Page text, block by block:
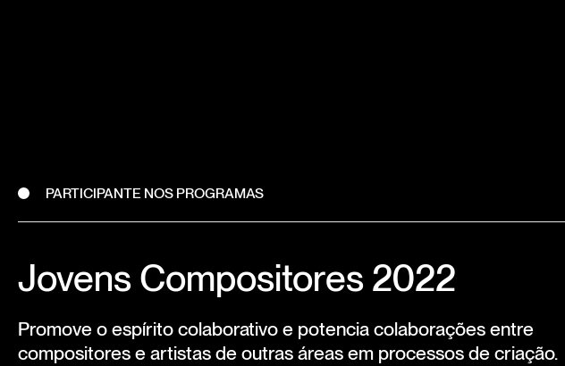
PARTICIPANTE NOS PROGRAMAS
Jovens Compositores 2022
Promove o espírito colaborativo e potencia colaborações entre
compositores e artistas de outras áreas em processos de criação.